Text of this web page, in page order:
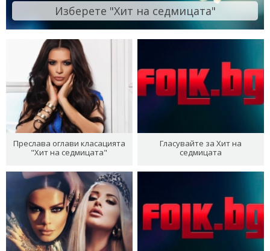
Изберете "Хит на седмицата"
Преслава оглави класацията
"Хит на седмицата"
Гласувайте за Хит на
седмицата